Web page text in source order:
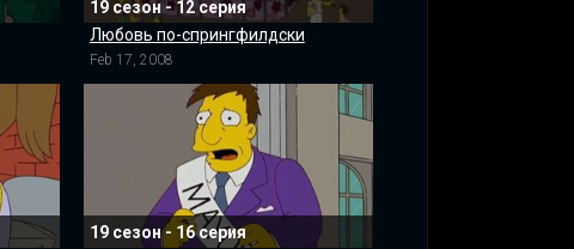
19 сезон - 12 серия
Любовь по-спрингфилдски
Feb 17, 2008
19 сезон - 16 серия